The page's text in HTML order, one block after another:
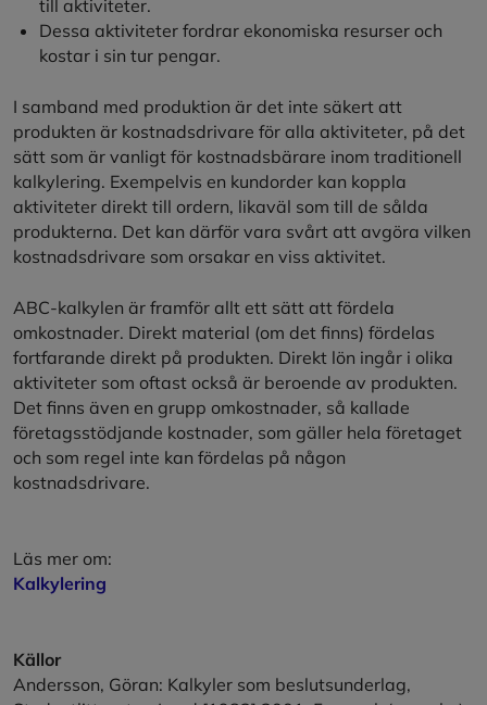
till aktiviteter.
Dessa aktiviteter fordrar ekonomiska resurser och
kostar i sin tur pengar.
I samband med produktion är det inte säkert att
produkten är kostnadsdrivare för alla aktiviteter, på det
sätt som är vanligt för kostnadsbärare inom traditionell
kalkylering. Exempelvis en kundorder kan koppla
aktiviteter direkt till ordern, likaväl som till de sålda
produkterna. Det kan därför vara svårt att avgöra vilken
kostnadsdrivare som orsakar en viss aktivitet.
ABC-kalkylen är framför allt ett sätt att fördela
omkostnader. Direkt material (om det finns) fördelas
fortfarande direkt på produkten. Direkt lön ingår i olika
aktiviteter som oftast också är beroende av produkten.
Det finns även en grupp omkostnader, så kallade
företagsstödjande kostnader, som gäller hela företaget
och som regel inte kan fördelas på någon
kostnadsdrivare.
Läs mer om:
Kalkylering
Källor
Andersson, Göran: Kalkyler som beslutsunderlag,